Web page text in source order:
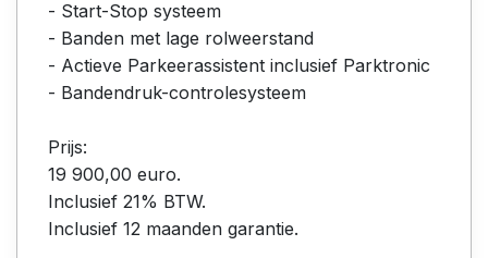
- Start-Stop systeem
- Banden met lage rolweerstand
- Actieve Parkeerassistent inclusief Parktronic
- Bandendruk-controlesysteem
Prijs:
19 900,00 euro.
Inclusief 21% BTW.
Inclusief 12 maanden garantie.